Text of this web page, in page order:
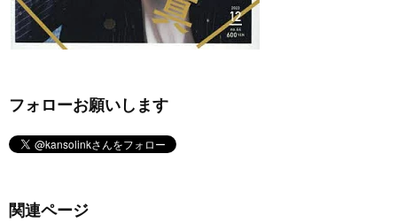
フォローお願いします
関連ページ